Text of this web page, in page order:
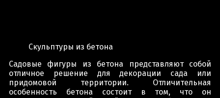
Скульптуры из бетона
Садовые фигуры из бетона представляют собой
отличное решение для декорации сада или
придомовой территории. Отличительная
особенность бетона состоит в том, что он